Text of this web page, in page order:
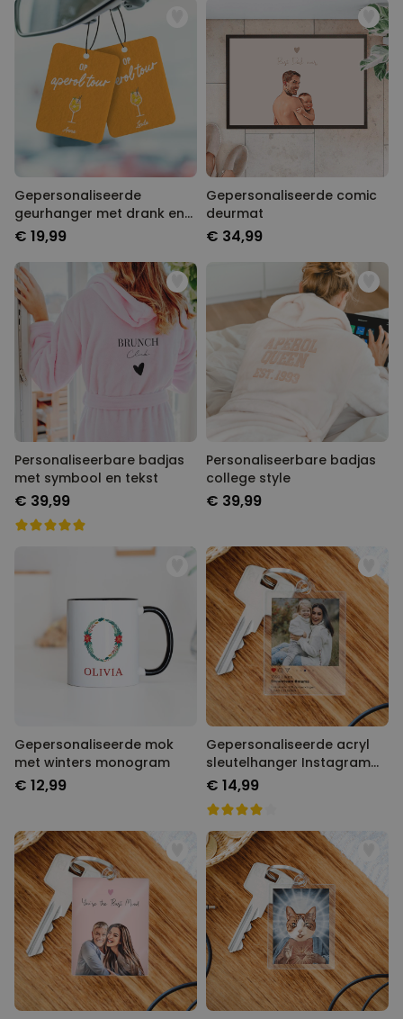
Gepersonaliseerde
geurhanger met drank en
tekst set van 2
€ 19,99
Gepersonaliseerde comic
deurmat
€ 34,99
Personaliseerbare badjas
met symbool en tekst
€ 39,99
Personaliseerbare badjas
college style
€ 39,99
Gepersonaliseerde mok
met winters monogram
€ 12,99
Gepersonaliseerde acryl
sleutelhanger Instagram
stijl
€ 14,99